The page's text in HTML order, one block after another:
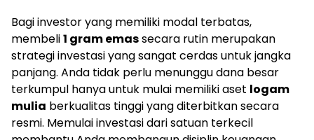
Bagi investor yang memiliki modal terbatas,
membeli1 gram emassecara rutin merupakan
strategi investasi yang sangat cerdas untuk jangka
panjang. Anda tidak perlu menunggu dana besar
terkumpul hanya untuk mulai memiliki aset logam
mulia berkualitas tinggi yang diterbitkan secara
resmi. Memulai investasi dari satuan terkecil